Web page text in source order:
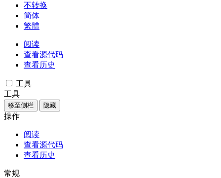
不转换
简体
繁體
阅读
查看源代码
查看历史
工具
工具
移至侧栏 隐藏
操作
阅读
查看源代码
查看历史
常规